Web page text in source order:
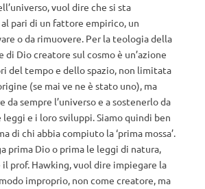
vuol dire che si sta
pari di un fattore empirico, un
o da rimuovere. Per la teologia della
di Dio creatore sul cosmo è un’azione
del tempo e dello spazio, non limitata
(se mai ve ne è stato uno), ma
da sempre l’universo e a sostenerlo da
leggi e i loro sviluppi. Siamo quindi ben
di chi abbia compiuto la ‘prima mossa’.
prima Dio o prima le leggi di natura,
il prof. Hawking, vuol dire impiegare la
improprio, non come creatore, ma